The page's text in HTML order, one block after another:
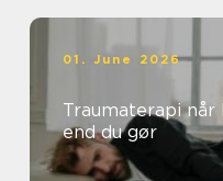
01. June 2026
Traumaterapi når kroppen husker mere
end du gør